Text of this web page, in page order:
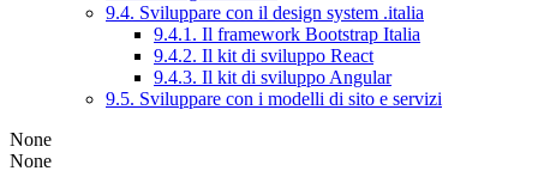
9.4. Sviluppare con il design system .italia
9.4.1. Il framework Bootstrap Italia
9.4.2. Il kit di sviluppo React
9.4.3. Il kit di sviluppo Angular
9.5. Sviluppare con i modelli di sito e servizi
None
None